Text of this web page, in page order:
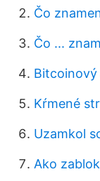
Čo
Čo ...
Bitcoinový
Kŕmené
Uzamkol
Ako